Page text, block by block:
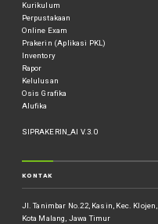
Kurikulum
Perpustakaan
Online Exam
Prakerin (Aplikasi PKL)
Inventory
Rapor
Kelulusan
Osis Grafika
Alufika
SIPRAKERIN_AI V.3.0
KONTAK
Jl. Tanimbar No.22, Kasin, Kec. Klojen,
Kota Malang, Jawa Timur